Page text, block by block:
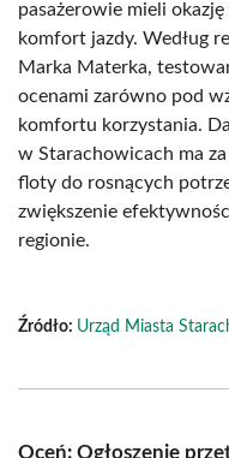
pasażerowie mieli
komfort jazdy. Według
Marka Materka,
ocenami zarówno pod
komfortu korzystania.
w Starachowicach ma
floty do rosnących
zwiększenie
regionie.
Źródło: Urząd Miasta
Oceń: Ogłoszenie